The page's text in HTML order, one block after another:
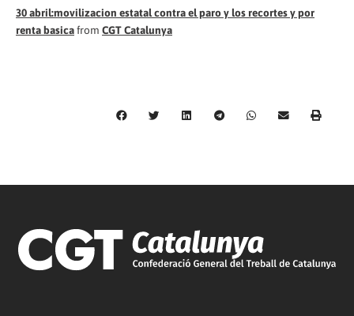
30 abril:movilizacion estatal contra el paro y los recortes y por
renta basicafrom CGT Catalunya